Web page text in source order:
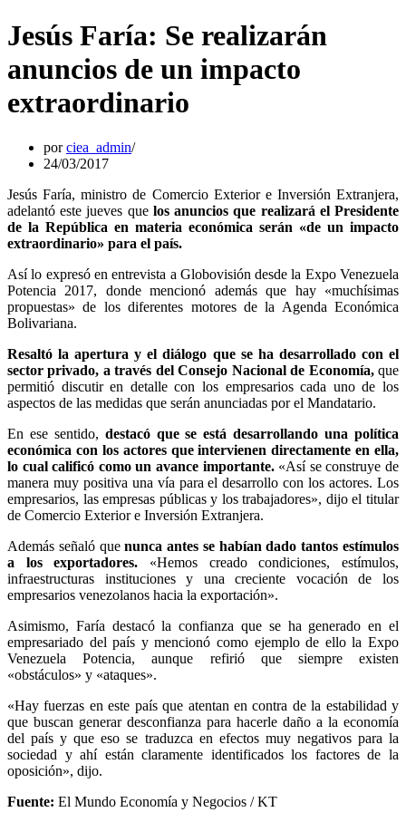
Jesús Faría: Se realizarán
anuncios de un impacto
extraordinario
porciea_admin
24/03/2017
Jesús Faría, ministro de Comercio Exterior e Inversión Extranjera,
adelantó este jueves que los anuncios que realizará el Presidente
de la República en materia económica serán «de un impacto
extraordinario» para el país.
Así lo expresó en entrevista a Globovisión desde la Expo Venezuela
Potencia 2017, donde mencionó además que hay «muchísimas
propuestas» de los diferentes motores de la Agenda Económica
Bolivariana.
Resaltó la apertura y el diálogo que se ha desarrollado con el
sector privado, a través del Consejo Nacional de Economía,que
permitió discutir en detalle con los empresarios cada uno de los
aspectos de las medidas que serán anunciadas por el Mandatario.
En ese sentido, destacó que se está desarrollando una política
económica con los actores que intervienen directamente en ella,
lo cual calificó como un avance importante.«Así se construye de
manera muy positiva una vía para el desarrollo con los actores. Los
empresarios, las empresas públicas y los trabajadores», dijo el titular
de Comercio Exterior e Inversión Extranjera.
Además señaló quenunca antes se habían dado tantos estímulos
a los exportadores. «Hemos creado condiciones, estímulos,
infraestructuras instituciones y una creciente vocación de los
empresarios venezolanos hacia la exportación».
Asimismo, Faría destacó la confianza que se ha generado en el
empresariado del país y mencionó como ejemplo de ello la Expo
Venezuela Potencia, aunque refirió que siempre existen
«obstáculos» y «ataques».
«Hay fuerzas en este país que atentan en contra de la estabilidad y
que buscan generar desconfianza para hacerle daño a la economía
del país y que eso se traduzca en efectos muy negativos para la
sociedad y ahí están claramente identificados los factores de la
oposición», dijo.
Fuente: El Mundo Economía y Negocios / KT